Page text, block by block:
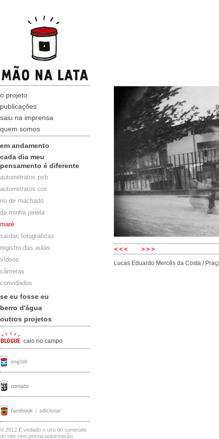
o projeto
publicações
saiu na imprensa
quem somos
em andamento
cada dia meu
pensamento é diferente
autorretratos pxb
autorretratos cor
rio de machado
da minha janela
maré
saídas fotográficas
registro das aulas
vídeos
câmeras
convidados
se eu fosse eu
berro d'água
outros projetos
caio no campo
© 2012 É vedado o uso do conteúdo
do site sem prévia autorização.
Lucas Eduardo Mercês da Costa /